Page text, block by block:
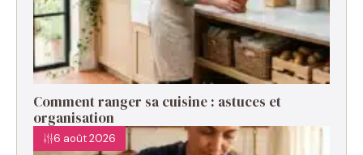
Comment ranger sa cuisine : astuces et
organisation
6 août 2026